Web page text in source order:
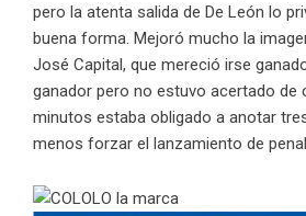
pero la atenta salida de De León lo
buena forma. Mejoró mucho la
José Capital, que mereció irse
ganador pero no estuvo acertado de
minutos estaba obligado a anotar
menos forzar el lanzamiento de